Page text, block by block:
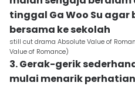
tinggal Ga Woo Su
bersama ke sekolah
still cut drama Absolute Value of
Value of Romance)
3. Gerak-gerik
mulai menarik